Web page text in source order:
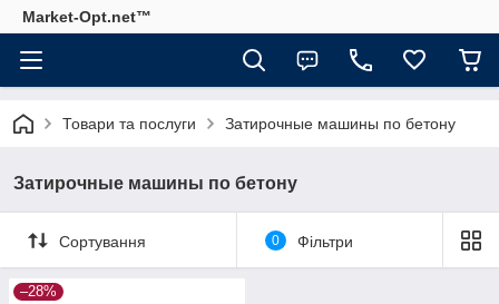
Market-Opt.net™
Товари та послуги Затирочные машины по бетону
Затирочные машины по бетону
Сортування 0 Фільтри
–28%